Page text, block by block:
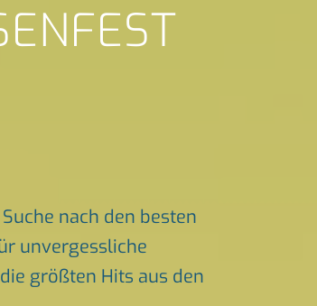
nach den besten
unvergessliche
größten Hits aus den